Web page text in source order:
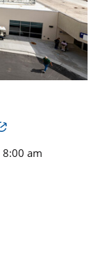
8:00 am